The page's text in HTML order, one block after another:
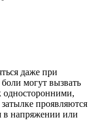
даже при
могут вызвать
односторонними,
проявляются
в напряжении или